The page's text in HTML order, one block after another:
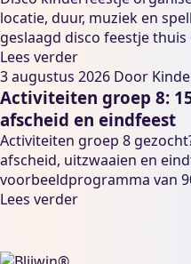
locatie, duur, muziek en
geslaagd disco feestje thuis
Lees verder
3 augustus 2026 Door
Activiteiten groep 8:
afscheid en eindfeest
Activiteiten groep 8
afscheid, uitzwaaien en
voorbeeldprogramma van
Lees verder